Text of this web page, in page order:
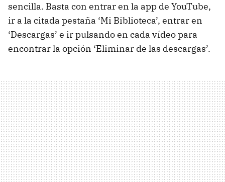
sencilla. Basta con entrar en la app de YouTube,
ir a la citada pestaña ‘Mi Biblioteca’, entrar en
‘Descargas’ e ir pulsando en cada vídeo para
encontrar la opción ‘Eliminar de las descargas’.